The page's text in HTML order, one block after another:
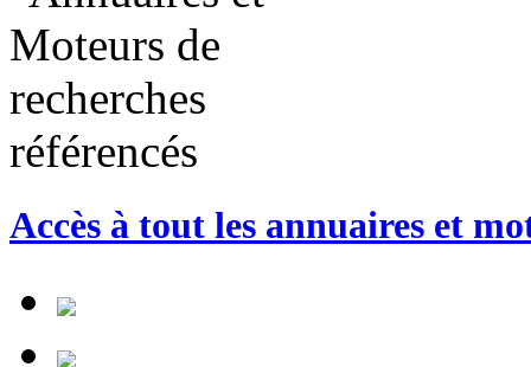
Accès à tout les annuaires et